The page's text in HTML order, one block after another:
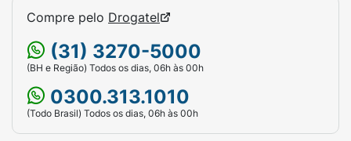
da fórmula; se estiver grávida ou
amamentando; se tiver alterações graves no
fígado e/ou colestase (redução do fluxo biliar,
no qual surge uma cor amarelada na pele); se
tiver diabetes mellitus (tipo I ou II) ou
insuficiência renal moderada a grave (TGF <
60mL/min/1,73m2) e fizer uso de
Compre pelo Drogatel
(31) 3270-5000
(BH e Região) Todos os dias, 06h às 00h
0300.313.1010
(Todo Brasil) Todos os dias, 06h às 00h